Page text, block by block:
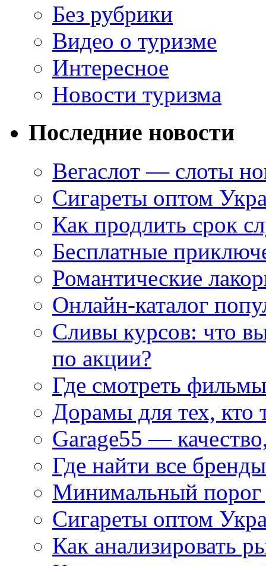
Без рубрики
Видео о туризме
Интересное
Новости туризма
Последние новости
Вегаслот — слоты
Сигареты оптом
Как продлить срок
Бесплатные
Романтические
Онлайн-каталог
Сливы курсов: что
по акции?
Где смотреть
Дорамы для тех, кто
Garage55 —
Где найти все
Минимальный порог
Сигареты оптом
Как анализировать